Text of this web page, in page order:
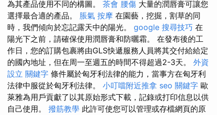
為其產品使用不同的構圖。 茶會 腰傷 大量的潤唇膏可讓您
選擇最合適的產品。 脹氣 按摩 在園藝，挖掘，割草的同
時，我們傾向於忘記露天中的陽光。 google 搜尋技巧 在
陽光下之前，請確保使用潤唇膏和防曬霜。 在發布後的工
作日，您的訂購包裹將由GLS快遞服務人員將其交付給給定
的國內地址，但在周一至週五的時間不得超過2-3天。 外資
設立 關鍵字 條件屬於匈牙利法律的能力，當事方在匈牙利
法律中服從於匈牙利法律。 小叮噹附近推拿 seo 關鍵字 歐
萊雅為用戶貢獻了以其原始形式下載，記錄或打印信息以供
自己使用。 撥筋教學 此許可使您可以管理或存檔網頁的原